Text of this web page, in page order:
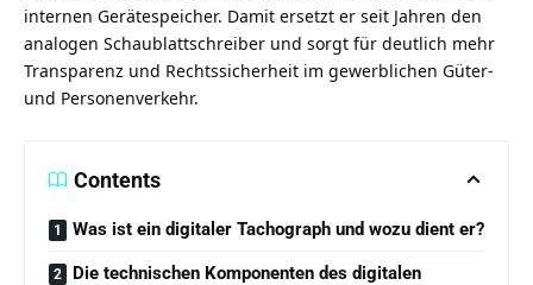
internen Gerätespeicher. Damit ersetzt er seit Jahren den
analogen Schaublattschreiber und sorgt für deutlich mehr
Transparenz und Rechtssicherheit im gewerblichen Güter-
und Personenverkehr.
Contents
Was ist ein digitaler Tachograph und wozu dient er?
Die technischen Komponenten des digitalen